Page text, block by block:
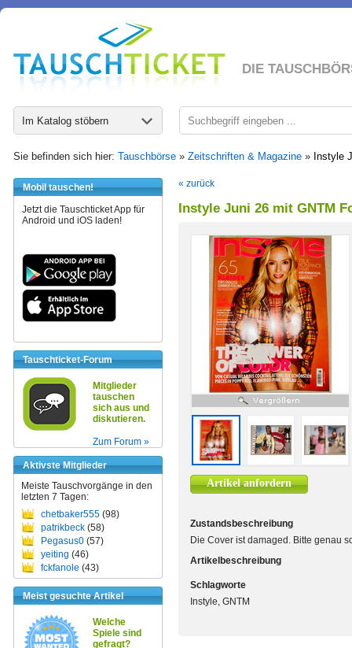
DIE
Im Katalog stöbern
Sie befinden sich hier: Tauschbörse » Zeitschriften & Magazine » Instyle
Mobil tauschen!
Jetzt die Tauschticket App für
Android und iOS laden!
Tauschticket-Forum
Mitglieder
tauschen
sich aus und
diskutieren.
Zum Forum »
Aktivste Mitglieder
Meiste Tauschvorgänge in den
letzten 7 Tagen:
chetbaker555 (98)
patrikbeck (58)
Pegasus0 (57)
yeiting (46)
fckfanole (43)
Meist gesuchte Artikel
Welche
Spiele sind
gefragt?
« zurück
Instyle Juni 26 mit GNTM
Artikel anfordern
Zustandsbeschreibung
Die Cover ist damaged. Bitte genau
Artikelbeschreibung
Schlagworte
Instyle, GNTM